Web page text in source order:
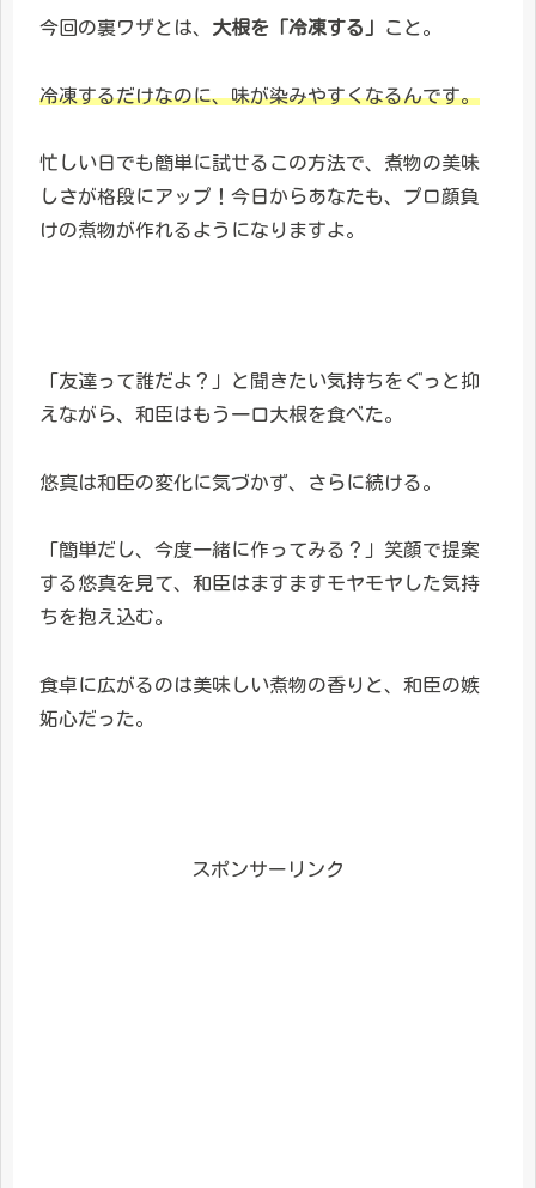
今回の裏ワザとは、 大根を「冷凍する」 こと。
冷凍するだけなのに、味が染みやすくなるんです。
忙しい日でも簡単に試せるこの方法で、煮物の美味
しさが格段にアップ！今日からあなたも、プロ顔負
けの煮物が作れるようになりますよ。
「友達って誰だよ？」と聞きたい気持ちをぐっと抑
えながら、和臣はもう一口大根を食べた。
悠真は和臣の変化に気づかず、さらに続ける。
「簡単だし、今度一緒に作ってみる？」笑顔で提案
する悠真を見て、和臣はますますモヤモヤした気持
ちを抱え込む。
食卓に広がるのは美味しい煮物の香りと、和臣の嫉
妬心だった。
スポンサーリンク